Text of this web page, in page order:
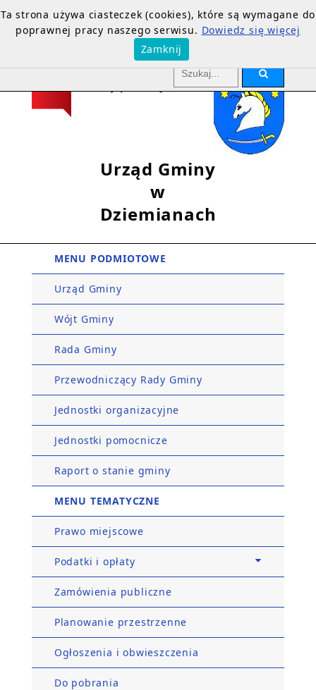
Urząd Gminy
w
Dziemianach
MENU PODMIOTOWE
Urząd Gminy
Wójt Gminy
Rada Gminy
Przewodniczący Rady Gminy
Jednostki organizacyjne
Jednostki pomocnicze
Raport o stanie gminy
MENU TEMATYCZNE
Prawo miejscowe
Podatki i opłaty
Zamówienia publiczne
Planowanie przestrzenne
Ogłoszenia i obwieszczenia
Do pobrania
Ta strona używa ciasteczek (cookies), które są wymagane do
poprawnej pracy naszego serwisu. Dowiedz się więcej
Zamknij